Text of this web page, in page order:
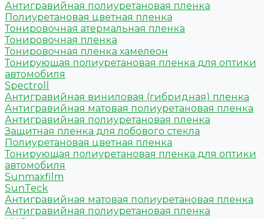
Антигравийная полиуретановая пленка
Полиуретановая цветная пленка
Тонировочная атермальная пленка
Тонировочная пленка
Тонировочная пленка хамелеон
Тонирующая полиуретановая пленка для оптики
автомобиля
Spectroll
Антигравийная виниловая (гибридная) пленка
Антигравийная матовая полиуретановая пленка
Антигравийная полиуретановая пленка
Защитная пленка для лобового стекла
Полиуретановая цветная пленка
Тонирующая полиуретановая пленка для оптики
автомобиля
Sunmaxfilm
SunTeck
Антигравийная матовая полиуретановая пленка
Антигравийная полиуретановая пленка